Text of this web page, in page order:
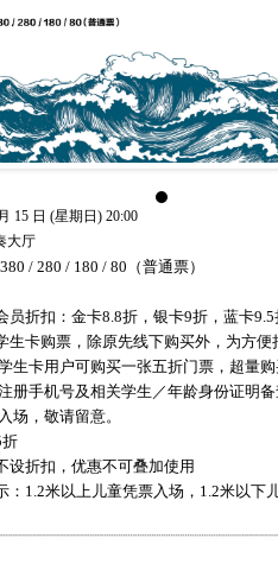
15 日 (星期日) 20:00
大厅
/ 280 / 180 / 80（普通票）
员折扣：金卡8.8折，银卡9折，蓝卡9.5
生卡购票，除原先线下购买外，为方
生卡用户可购买一张五折门票，超量
册手机号及相关学生／年龄身份证明
场，敬请留意。
设折扣，优惠不可叠加使用
：1.2米以上儿童凭票入场，1.2米以下